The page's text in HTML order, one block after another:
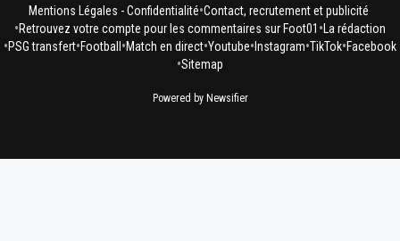
Mentions Légales - Confidentialité•Contact, recrutement et publicité
•Retrouvez votre compte pour les commentaires sur Foot01 •La rédaction
•PSG transfert•Football•Match en direct•Youtube•Instagram•TikTok•Facebook
•Sitemap
Powered by Newsifier